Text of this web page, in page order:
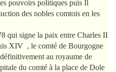
pouvoirs politiques puis Il
des nobles comtois en les
qui signe la paix entre Charles II
XIV , le comté de Bourgogne
au royaume de
du comté à la place de Dole